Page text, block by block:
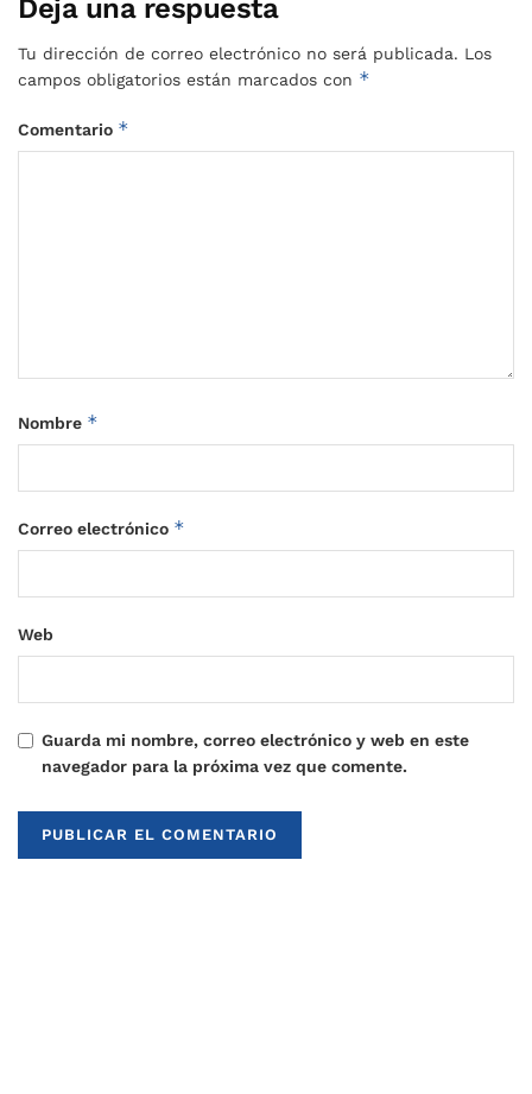
Deja una respuesta
Tu dirección de correo electrónico no será publicada. Los
campos obligatorios están marcados con *
Comentario *
Nombre *
Correo electrónico *
Web
Guarda mi nombre, correo electrónico y web en este
navegador para la próxima vez que comente.